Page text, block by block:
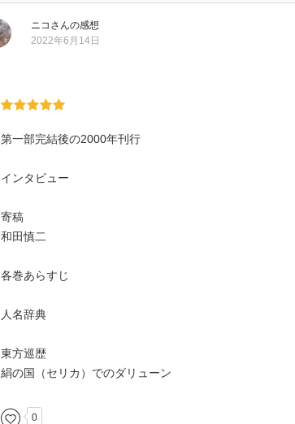
ニコ さんの感想
2022年6月14日
第一部完結後の2000年刊行
インタビュー
寄稿
和田慎二
各巻あらすじ
人名辞典
東方巡歴
絹の国（セリカ）でのダリューン
0